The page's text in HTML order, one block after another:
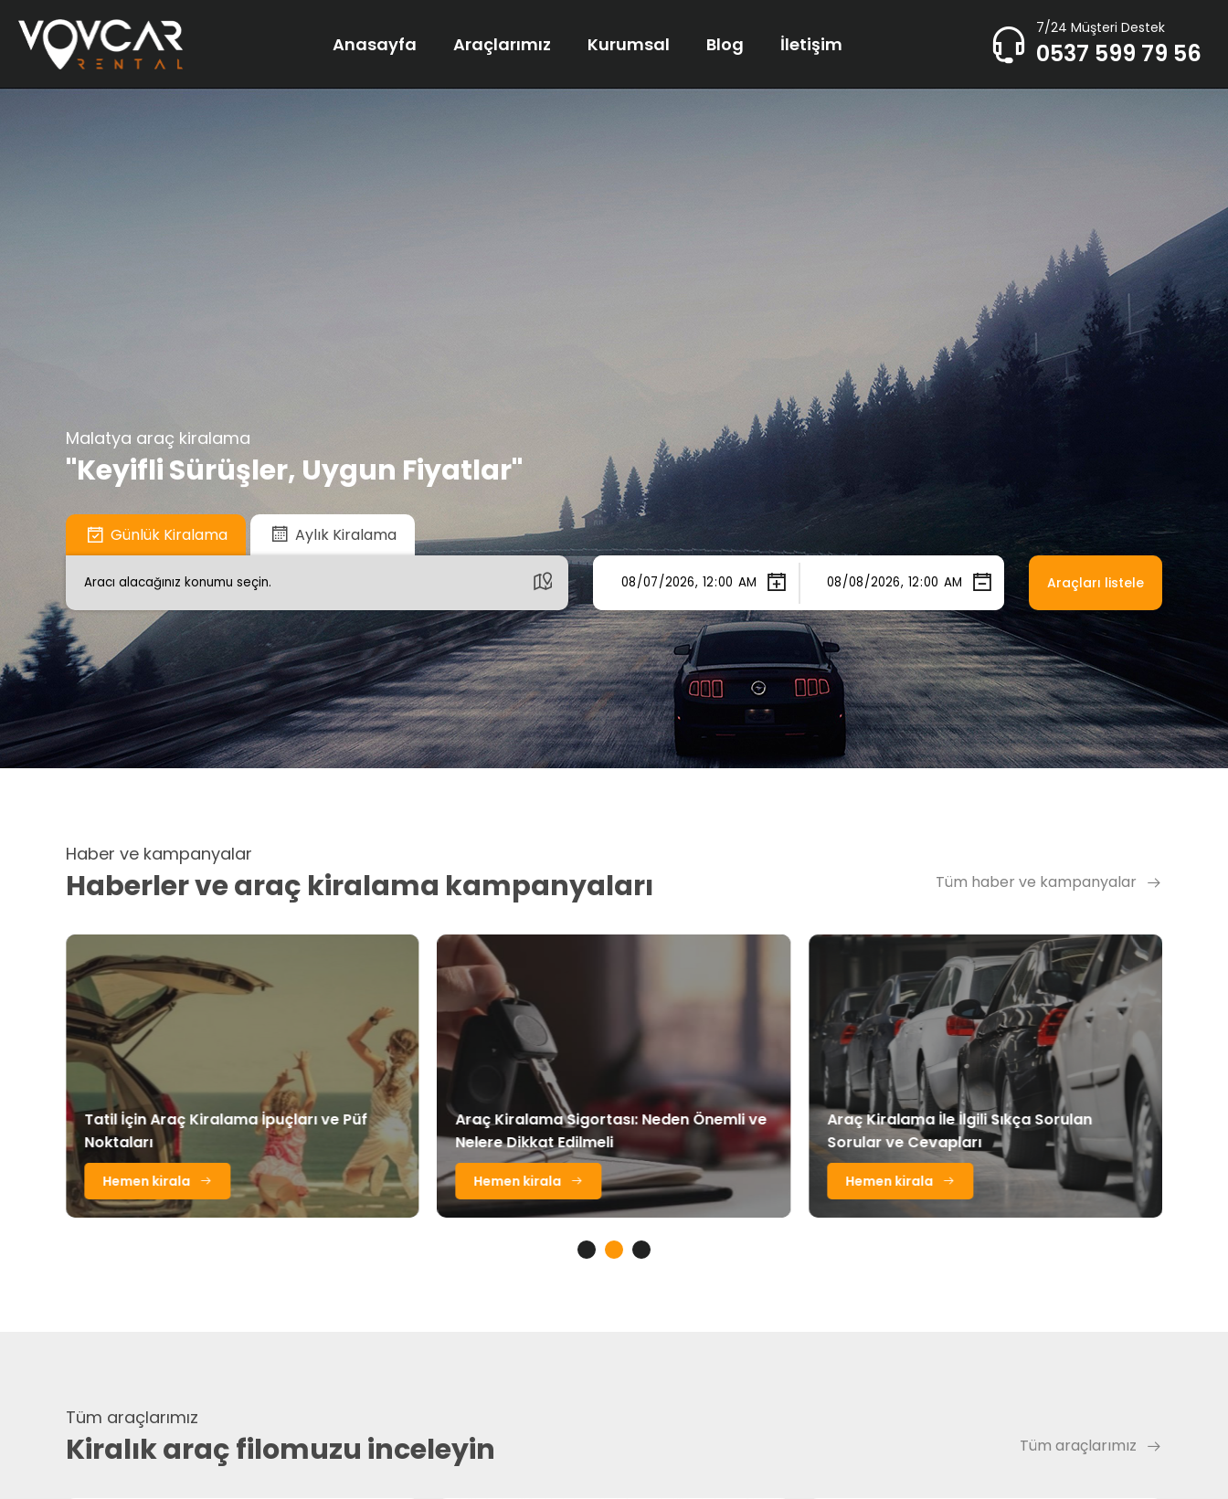
Anasayfa Araçlarımız Kurumsal Blog İletişim
7/24 Müşteri Destek
0537 599 79 56
Malatya araç kiralama
"Keyifli Sürüşler, Uygun Fiyatlar"
Günlük Kiralama Aylık Kiralama
Haber ve kampanyalar
Haberler ve araç kiralama kampanyaları Tüm haber ve kampanyalar
Tatil İçin Araç Kiralama İpuçları ve Püf
Noktaları
Hemen kirala
Araç Kiralama Sigortası: Neden Önemli ve
Nelere Dikkat Edilmeli
Hemen kirala
Araç Kiralama İle İlgili Sıkça Sorulan
Sorular ve Cevapları
Hemen kirala
Tüm araçlarımız
Kiralık araç filomuzu inceleyin Tüm araçlarımız